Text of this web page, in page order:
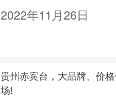
2022年11月26日
贵州赤宾台，大品牌、价
场!